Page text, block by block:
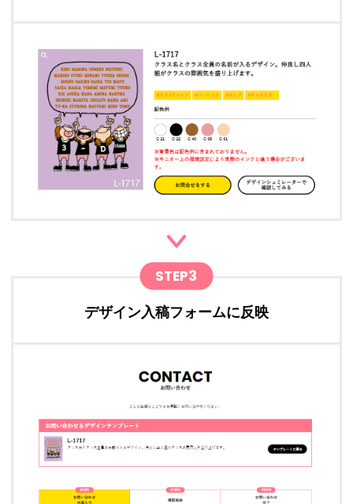
STEP3
デザイン入稿フォームに反映